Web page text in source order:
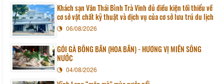
Khách sạn Văn Thái Bình Trà Vinh đủ điều kiện tối thiểu về
cơ sở vật chất kỹ thuật và dịch vụ của cơ sở lưu trú du lịch
06/08/2026
GỎI GÀ BÔNG BẦN (HOA BẦN) - HƯƠNG VỊ MIỀN SÔNG
NƯỚC
04/08/2026